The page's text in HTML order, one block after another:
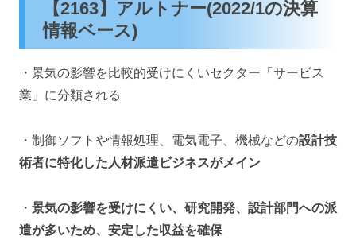
【2163】アルトナー(2022/1の決算
情報ベース)
・景気の影響を比較的受けにくいセクター「サービス
業」に分類される
・制御ソフトや情報処理、電気電子、機械などの設計技
術者に特化した人材派遣ビジネスがメイン
・ 景気の影響を受けにくい、研究開発、設計部門への派
遣が多いため、安定した収益を確保